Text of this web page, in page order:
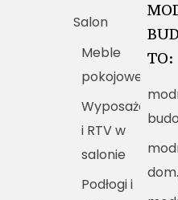
Salon
Meble
pokojowe
Wyposażenie
i RTV w
salonie
Podłogi i
TO: